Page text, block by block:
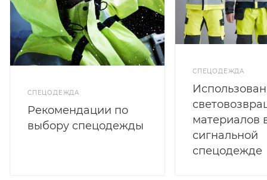
СПЕЦОДЕЖДА
Рекомендации по
выбору спецодежды
СПЕЦОДЕЖДА
материалов
сигнальной
спецодежде